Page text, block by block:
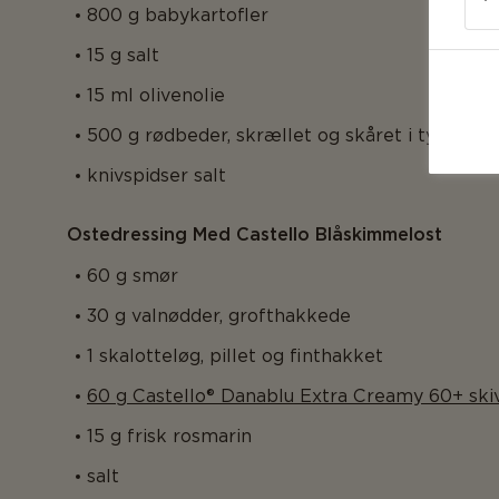
800 g babykartofler
15 g salt
15 ml olivenolie
500 g rødbeder, skrællet og skåret i tynde
knivspidser salt
Ostedressing Med Castello Blåskimmelost
60 g smør
30 g valnødder, grofthakkede
1 skalotteløg, pillet og finthakket
60 g Castello® Danablu Extra Creamy 60+
15 g frisk rosmarin
salt